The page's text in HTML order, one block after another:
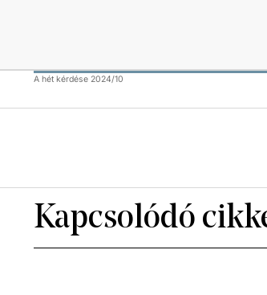
A hét kérdése 2024/10
Kapcsolódó